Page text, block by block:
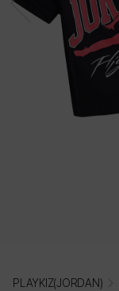
PLAYKIZ(JORDAN)